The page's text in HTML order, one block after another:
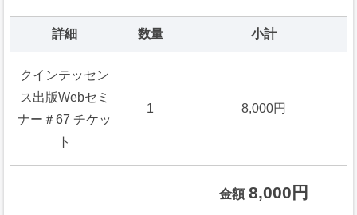
詳細 数量 小計
クインテッセン
ス出版Webセミ
ナー＃67 チケッ
ト
1 8,000円
金額 8,000円